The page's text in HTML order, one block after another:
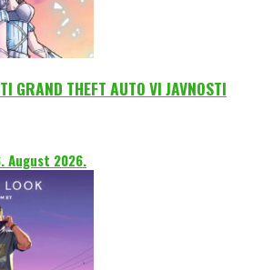
GRAND THEFT AUTO VI JAVNOSTI
August 2026.